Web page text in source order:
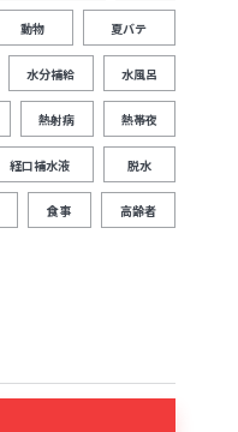
動物 夏バテ
水分補給 水風呂
熱射病 熱帯夜
経口補水液 脱水
食事 高齢者